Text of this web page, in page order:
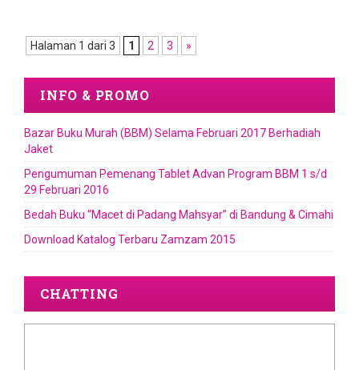
Halaman 1 dari 3 1 2 3 »
INFO & PROMO
Bazar Buku Murah (BBM) Selama Februari 2017 Berhadiah
Jaket
Pengumuman Pemenang Tablet Advan Program BBM 1 s/d
29 Februari 2016
Bedah Buku “Macet di Padang Mahsyar” di Bandung & Cimahi
Download Katalog Terbaru Zamzam 2015
CHATTING